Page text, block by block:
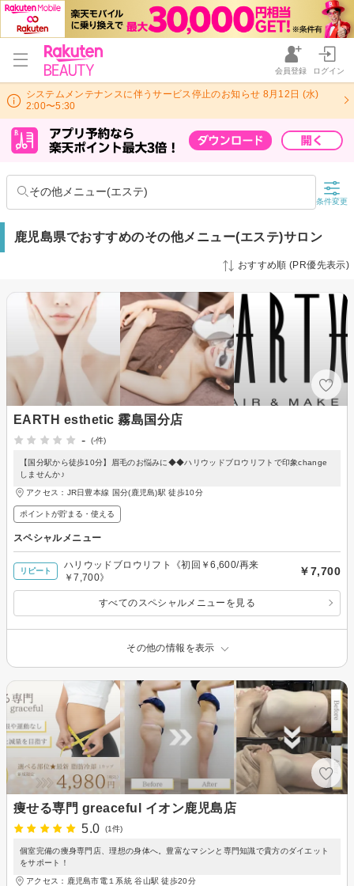
会員登録 ログイン
システムメンテナンスに伴うサービス停止のお知らせ 8月12日 (水)
2:00〜5:30
その他メニュー(エステ)
条件変更
鹿児島県でおすすめのその他メニュー(エステ)サロン
おすすめ順 (PR優先表示)
EARTH esthetic 霧島国分店
-
(-件)
【国分駅から徒歩10分】眉毛のお悩みに◆◆ハリウッドブロウリフトで印象change
しませんか♪
アクセス：JR日豊本線 国分(鹿児島)駅 徒歩10分
ポイントが貯まる・使える
スペシャルメニュー
リピート
ハリウッドブロウリフト《初回￥6,600/再来
￥7,700》
￥7,700
すべてのスペシャルメニューを見る
その他の情報を表示
痩せる専門 greaceful イオン鹿児島店
5.0
(1件)
個室完備の痩身専門店、理想の身体へ。豊富なマシンと専門知識で貴方のダイエット
をサポート！
アクセス：鹿児島市電１系統 谷山駅 徒歩20分